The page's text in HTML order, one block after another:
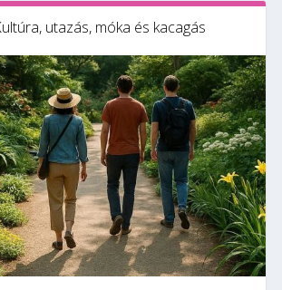
utazás, móka és kacagás